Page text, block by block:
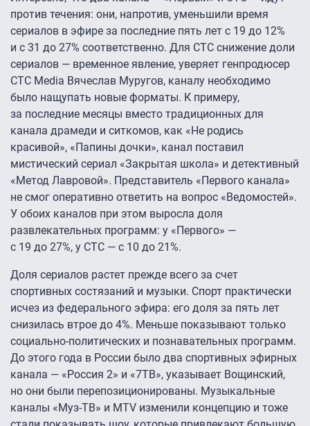
против течения: они, напротив, уменьшили время
сериалов в эфире за последние пять лет с 19 до 12%
и с 31 до 27% соответственно. Для СTC снижение доли
сериалов — временное явление, уверяет генпродюсер
CTC Media Вячеслав Муругов, каналу необходимо
было нащупать новые форматы. К примеру,
за последние месяцы вместо традиционных для
канала драмеди и ситкомов, как «Не родись
красивой», «Папины дочки», канал поставил
мистический сериал «Закрытая школа» и детективный
«Метод Лавровой». Представитель «Первого канала»
не смог оперативно ответить на вопрос «Ведомостей».
У обоих каналов при этом выросла доля
развлекательных программ: у «Первого» —
с 19 до 27%, у СТС — с 10 до 21%.
Доля сериалов растет прежде всего за счет
спортивных состязаний и музыки. Спорт практически
исчез из федерального эфира: его доля за пять лет
снизилась втрое до 4%. Меньше показывают только
социально-политических и познавательных программ.
До этого года в России было два спортивных эфирных
канала — «Россия 2» и «7ТВ», указывает Вощинский,
но они были перепозиционированы. Музыкальные
каналы «Муз-ТВ» и MTV изменили концепцию и тоже